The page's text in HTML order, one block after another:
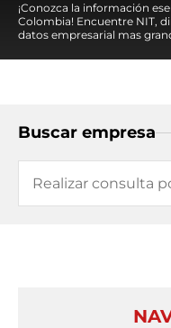
¡Conozca la información
Colombia! Encuentre NIT,
datos empresarial mas
Buscar empresa